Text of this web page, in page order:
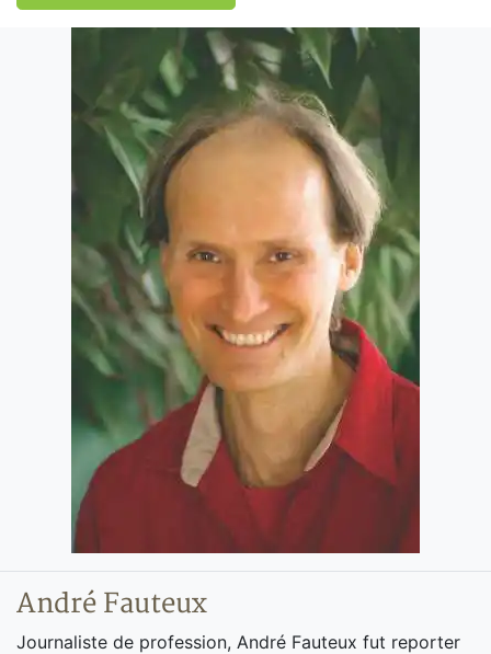
André Fauteux
Journaliste de profession, André Fauteux fut reporter